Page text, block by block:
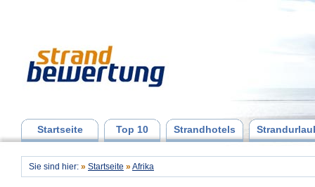
Startseite Top 10 Strandhotels
Sie sind hier: » Startseite » Afrika